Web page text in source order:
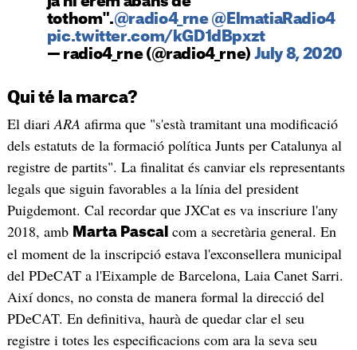
tothom".@radio4_rne @ElmatiaRadio4
pic.twitter.com/kGD1dBpxzt
— radio4_rne (@radio4_rne) July 8, 2020
Qui té la marca?
El diari ARA afirma que "s'està tramitant una modificació
dels estatuts de la formació política Junts per Catalunya al
registre de partits". La finalitat és canviar els representants
legals que siguin favorables a la línia del president
Puigdemont. Cal recordar que JXCat es va inscriure l'any
2018, amb Marta Pascal com a secretària general. En
el moment de la inscripció estava l'exconsellera municipal
del PDeCAT a l'Eixample de Barcelona, Laia Canet Sarri.
Així doncs, no consta de manera formal la direcció del
PDeCAT. En definitiva, haurà de quedar clar el seu
registre i totes les especificacions com ara la seva seu